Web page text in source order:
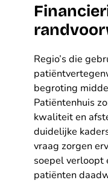
Regio’s die
begroting
Patiëntenhuis
kwaliteit en
duidelijke
vraag zorgen
soepel verloopt
patiënten